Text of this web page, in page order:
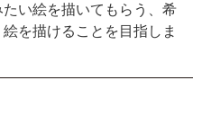
い絵を描いてもらう、希
を描けることを目指しま